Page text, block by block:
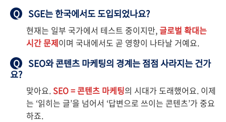
Q SGE는 한국에서도 도입되었나요?
현재는 일부 국가에서 테스트 중이지만,글로벌 확대는
시간 문제이며 국내에서도 곧 영향이 나타날 거예요.
Q
SEO와 콘텐츠 마케팅의 경계는 점점 사라지는 건가
요?
맞아요. SEO = 콘텐츠 마케팅의 시대가 도래했어요. 이제
는 ‘읽히는 글’을 넘어서 ‘답변으로 쓰이는 콘텐츠’가 중요
하죠.